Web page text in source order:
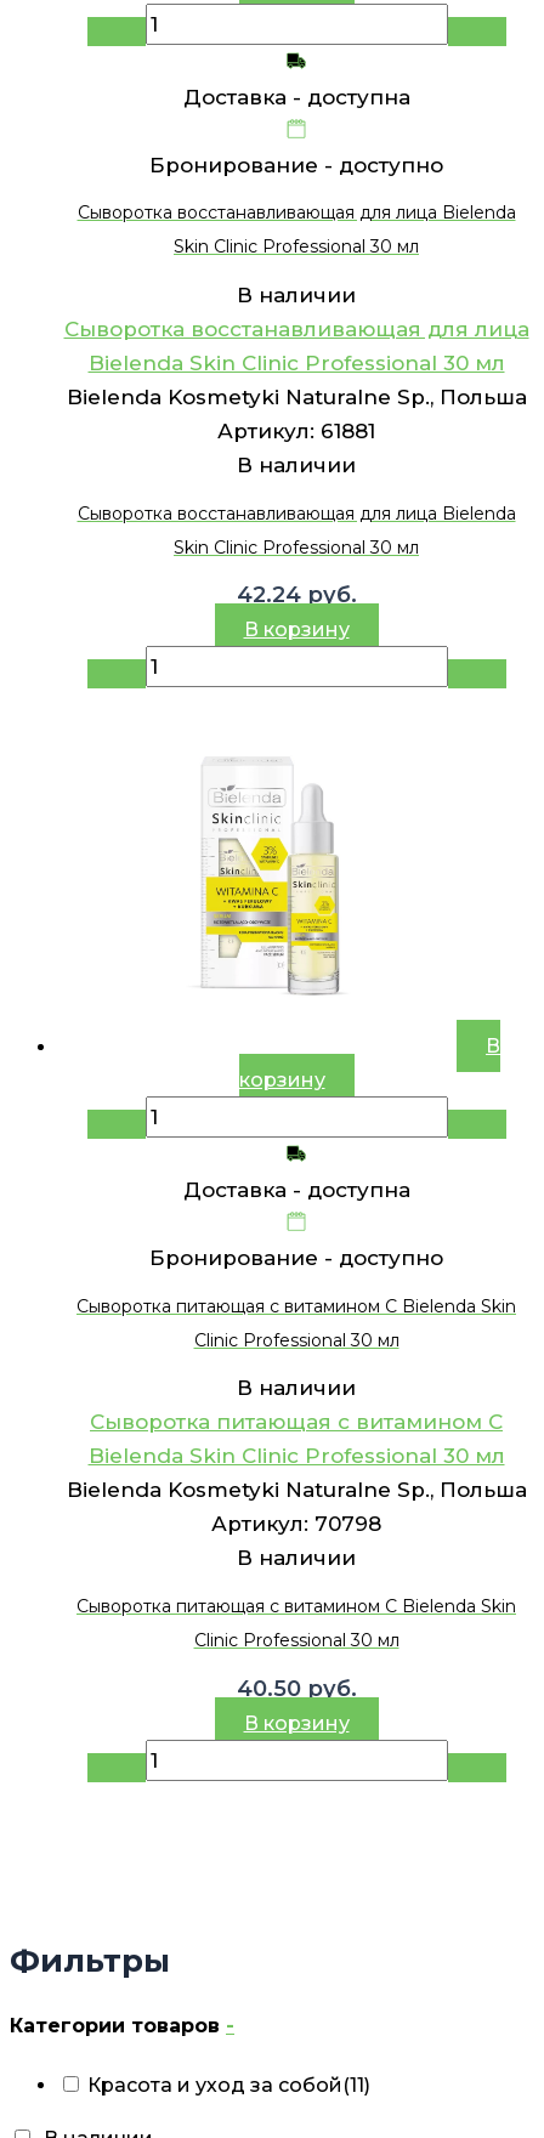
Фильтры
Категории товаров -
Красота и уход за собой (11)
Доставка - доступна
Бронирование - доступно
Сыворотка восстанавливающая для лица Bielenda
Skin Clinic Professional 30 мл
В наличии
Сыворотка восстанавливающая для лица
Bielenda Skin Clinic Professional 30 мл
Bielenda Kosmetyki Naturalne Sp., Польша
Артикул: 61881
В наличии
Сыворотка восстанавливающая для лица Bielenda
Skin Clinic Professional 30 мл
42.24 руб.
В корзину
В
корзину
Доставка - доступна
Бронирование - доступно
Сыворотка питающая с витамином C Bielenda Skin
Clinic Professional 30 мл
В наличии
Сыворотка питающая с витамином C
Bielenda Skin Clinic Professional 30 мл
Bielenda Kosmetyki Naturalne Sp., Польша
Артикул: 70798
В наличии
Сыворотка питающая с витамином C Bielenda Skin
Clinic Professional 30 мл
40.50 руб.
В корзину